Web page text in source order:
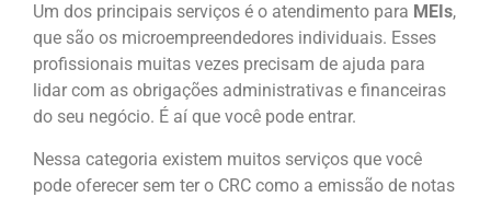
Um dos principais serviços é o atendimento para MEIs,
que são os microempreendedores individuais. Esses
profissionais muitas vezes precisam de ajuda para
lidar com as obrigações administrativas e financeiras
do seu negócio. É aí que você pode entrar.
Nessa categoria existem muitos serviços que você
pode oferecer sem ter o CRC como a emissão de notas